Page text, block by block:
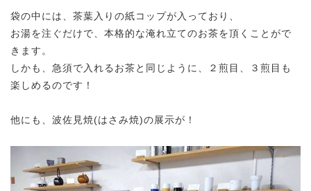
袋の中には、茶葉入りの紙コップが入っており、
お湯を注ぐだけで、本格的な淹れ立てのお茶を頂くことがで
きます。
しかも、急須で入れるお茶と同じように、２煎目、３煎目も
楽しめるのです！
他にも、波佐見焼(はさみ焼)の展示が！